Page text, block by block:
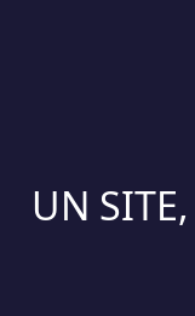
UN SITE,